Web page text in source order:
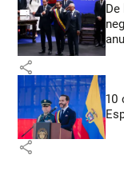
share
10
share